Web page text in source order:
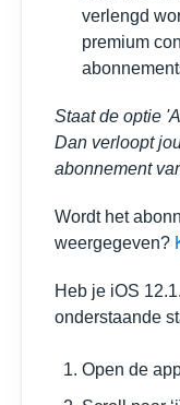
verlengd
premium
Staat de optie
Dan verloopt
abonnement
Wordt het
weergegeven?
Heb je iOS
onderstaande
Open de